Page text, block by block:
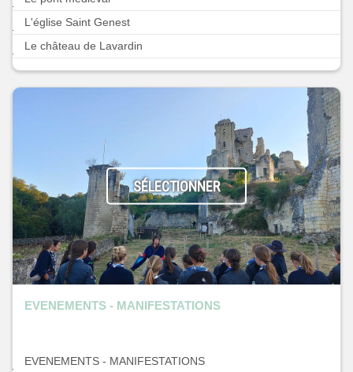
L'église Saint Genest
Le château de Lavardin
SÉLECTIONNER
EVENEMENTS - MANIFESTATIONS
EVENEMENTS - MANIFESTATIONS